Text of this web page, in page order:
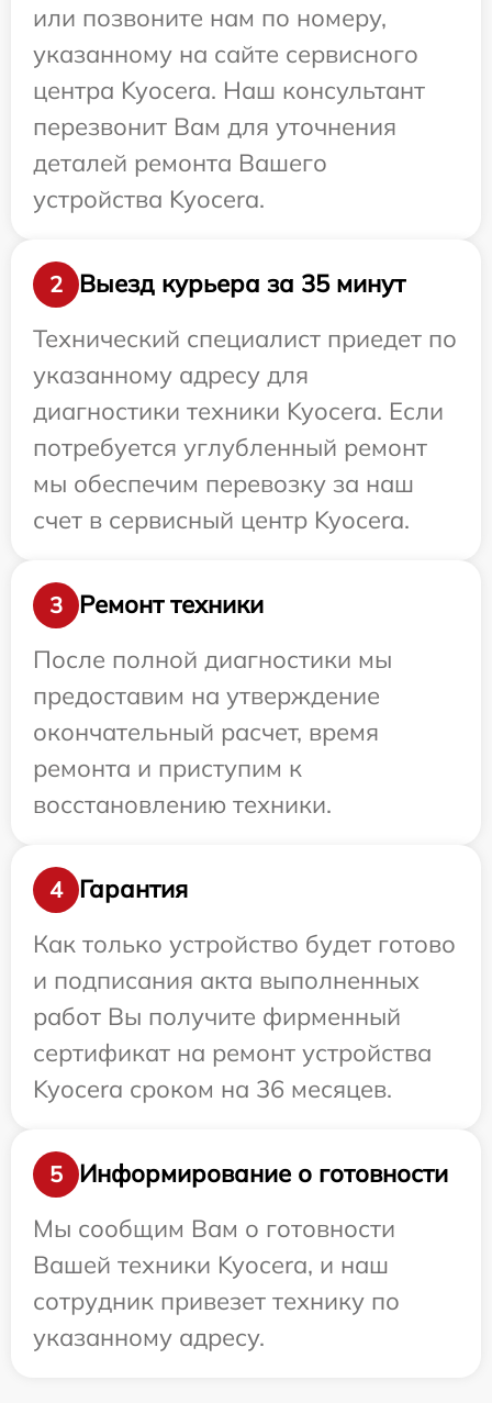
или позвоните нам по номеру,
указанному на сайте сервисного
центра Kyocera. Наш консультант
перезвонит Вам для уточнения
деталей ремонта Вашего
устройства Kyocera.
2
Выезд курьера за 35 минут
Технический специалист приедет по
указанному адресу для
диагностики техники Kyocera. Если
потребуется углубленный ремонт
мы обеспечим перевозку за наш
счет в сервисный центр Kyocera.
3
Ремонт техники
После полной диагностики мы
предоставим на утверждение
окончательный расчет, время
ремонта и приступим к
восстановлению техники.
4
Гарантия
Как только устройство будет готово
и подписания акта выполненных
работ Вы получите фирменный
сертификат на ремонт устройства
Kyocera сроком на 36 месяцев.
5
Информирование о готовности
Мы сообщим Вам о готовности
Вашей техники Kyocera, и наш
сотрудник привезет технику по
указанному адресу.